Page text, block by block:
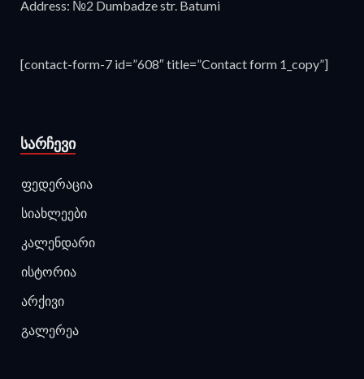
Address: №2 Dumbadze str. Batumi
[contact-form-7 id=”608″ title=”Contact form 1_copy”]
ᲡᲐᲠᲩᲔᲕᲘ
ფედერაცია
სიახლეები
კალენდარი
ისტორია
არქივი
გალერეა